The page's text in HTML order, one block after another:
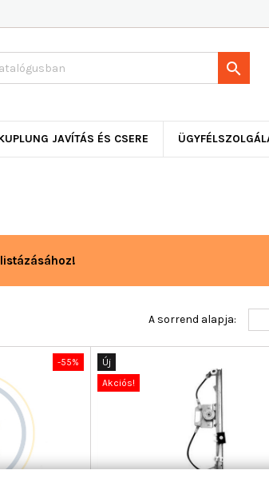

JAVÍTÁS ÉS CSERE
A sorrend alapja:
-55%
Új
Akciós!